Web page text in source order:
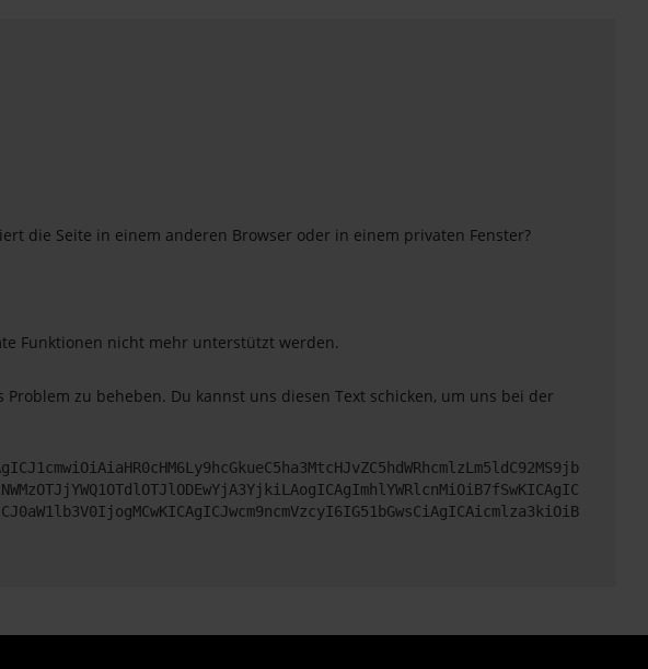
die Seite in einem anderen Browser oder in einem privaten Fenster?
Funktionen nicht mehr unterstützt werden.
zu beheben. Du kannst uns diesen Text schicken, um uns bei der